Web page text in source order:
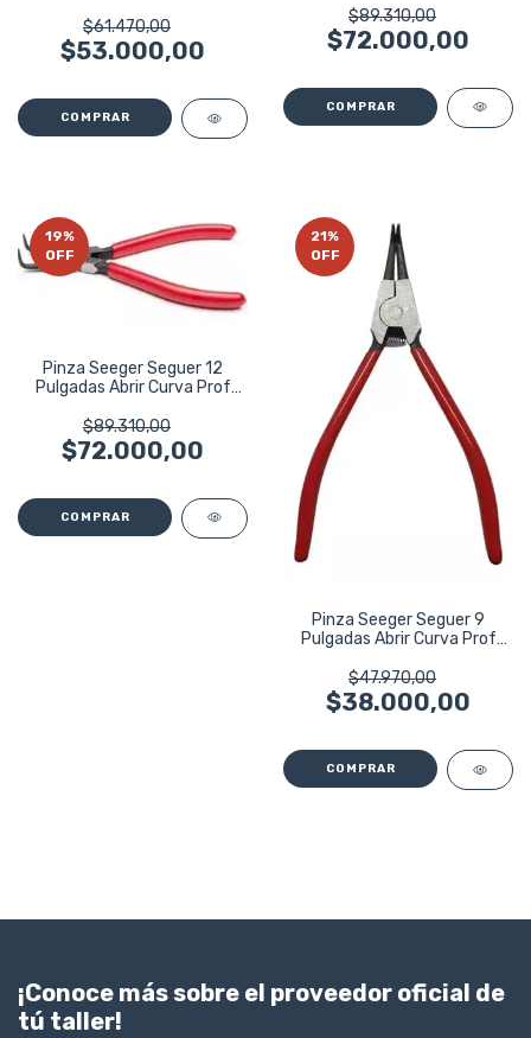
$61.470,00
$53.000,00
$89.310,00
$72.000,00
19%
OFF
Pinza Seeger Seguer 12
Pulgadas Abrir Curva Prof
$89.310,00
$72.000,00
21%
OFF
Pinza Seeger Seguer 9
Pulgadas Abrir Curva Prof
$47.970,00
$38.000,00
¡Conoce más sobre el proveedor oficial de
tú taller!